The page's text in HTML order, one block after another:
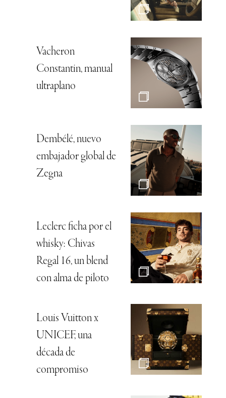
Vacheron
Constantin, manual
ultraplano
Dembélé, nuevo
embajador global de
Zegna
Leclerc ficha por el
whisky: Chivas
Regal 16, un blend
con alma de piloto
Louis Vuitton x
UNICEF, una
década de
compromiso